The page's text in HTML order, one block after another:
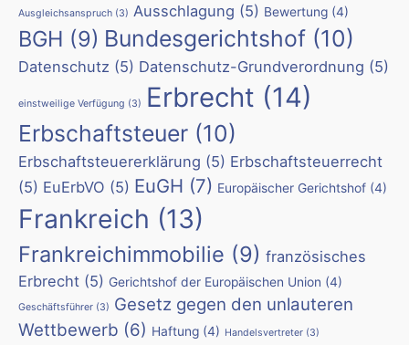
Ausgleichsanspruch (3) Ausschlagung (5) Bewertung (4)
BGH (9) Bundesgerichtshof (10)
Datenschutz (5) Datenschutz-Grundverordnung (5)
einstweilige Verfügung (3) Erbrecht (14)
Erbschaftsteuer (10)
Erbschaftsteuererklärung (5) Erbschaftsteuerrecht
(5) EuErbVO (5) EuGH (7) Europäischer Gerichtshof (4)
Frankreich (13)
Frankreichimmobilie (9) französisches
Erbrecht (5) Gerichtshof der Europäischen Union (4)
Geschäftsführer (3) Gesetz gegen den unlauteren
Wettbewerb (6) Haftung (4) Handelsvertreter (3)